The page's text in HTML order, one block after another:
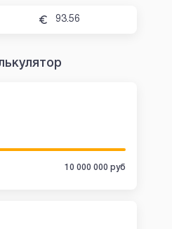
93.56
10 000 000 руб